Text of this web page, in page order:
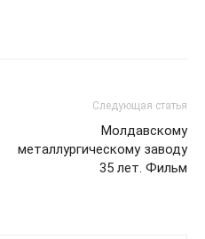
Следующая статья
Молдавскому
металлургическому заводу
35 лет. Фильм